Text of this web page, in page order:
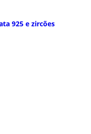
925 e zircões